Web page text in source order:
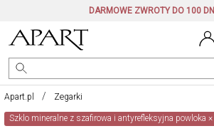
DARMOWE ZWROTY DO 100 DNI
Apart.pl Zegarki
Szklo mineralne z szafirowa i antyrefleksyjna powloka×